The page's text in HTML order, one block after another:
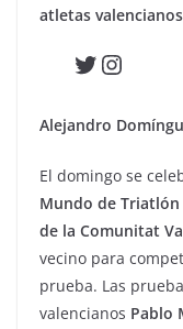
atletas
Twitter
Alejandro
El domingo se
Mundo de Triatlón
de la Comunitat
vecino para
prueba. Las
valencianos Pablo